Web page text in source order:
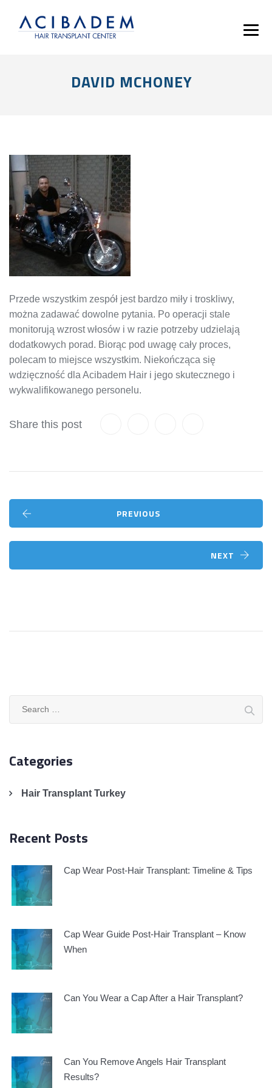
DAVID MCHONEY
Przede wszystkim zespół jest bardzo miły i troskliwy,
można zadawać dowolne pytania. Po operacji stale
monitorują wzrost włosów i w razie potrzeby udzielają
dodatkowych porad. Biorąc pod uwagę cały proces,
polecam to miejsce wszystkim. Niekończąca się
wdzięczność dla Acibadem Hair i jego skutecznego i
wykwalifikowanego personelu.
Share this post
PREVIOUS
NEXT
Categories
Hair Transplant Turkey
Recent Posts
Cap Wear Post-Hair Transplant: Timeline & Tips
Cap Wear Guide Post-Hair Transplant – Know
When
Can You Wear a Cap After a Hair Transplant?
Can You Remove Angels Hair Transplant
Results?